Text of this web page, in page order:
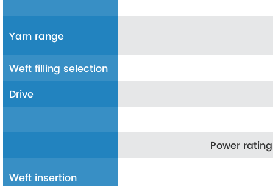
Yarn range
Weft filling selection
Drive
Power rating
Weft insertion